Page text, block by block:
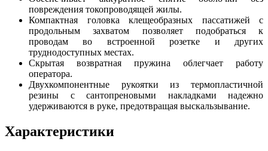
повреждения токопроводящей жилы.
Компактная головка клещеобразных пассатижей с
продольным захватом позволяет подобраться к
проводам во встроенной розетке и других
труднодоступных местах.
Скрытая возвратная пружина облегчает работу
оператора.
Двухкомпонентные рукоятки из термопластичной
резины с сантопреновыми накладками надежно
удерживаются в руке, предотвращая выскальзывание.
Характеристики